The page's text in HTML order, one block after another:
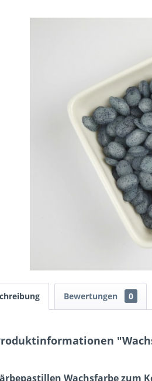
Bewertungen 0
Wachsfarbe zum